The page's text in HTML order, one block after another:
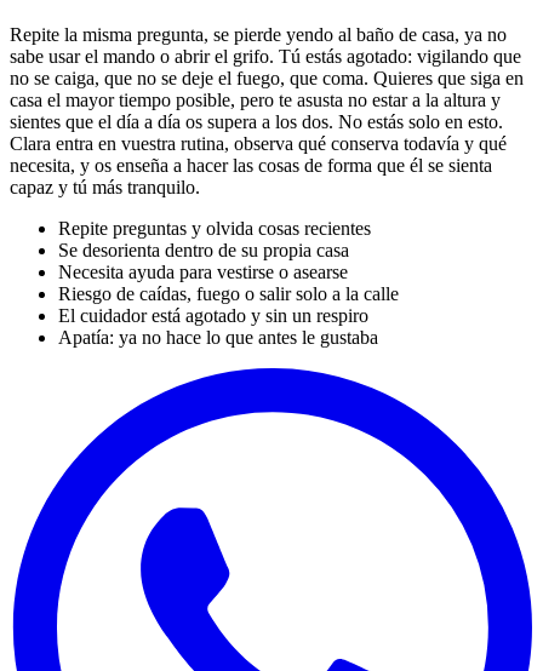
Repite la misma pregunta, se pierde yendo al baño de casa, ya no
sabe usar el mando o abrir el grifo. Tú estás agotado: vigilando que
no se caiga, que no se deje el fuego, que coma. Quieres que siga en
casa el mayor tiempo posible, pero te asusta no estar a la altura y
sientes que el día a día os supera a los dos. No estás solo en esto.
Clara entra en vuestra rutina, observa qué conserva todavía y qué
necesita, y os enseña a hacer las cosas de forma que él se sienta
capaz y tú más tranquilo.
Repite preguntas y olvida cosas recientes
Se desorienta dentro de su propia casa
Necesita ayuda para vestirse o asearse
Riesgo de caídas, fuego o salir solo a la calle
El cuidador está agotado y sin un respiro
Apatía: ya no hace lo que antes le gustaba